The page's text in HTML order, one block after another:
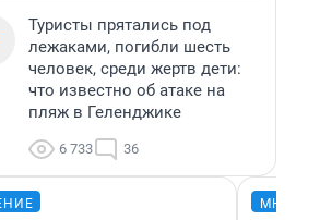
Туристы прятались под
лежаками, погибли шесть
человек, среди жертв дети:
что известно об атаке на
пляж в Геленджике
6 733 36